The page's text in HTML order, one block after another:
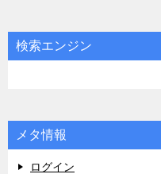
検索エンジン
メタ情報
ログイン